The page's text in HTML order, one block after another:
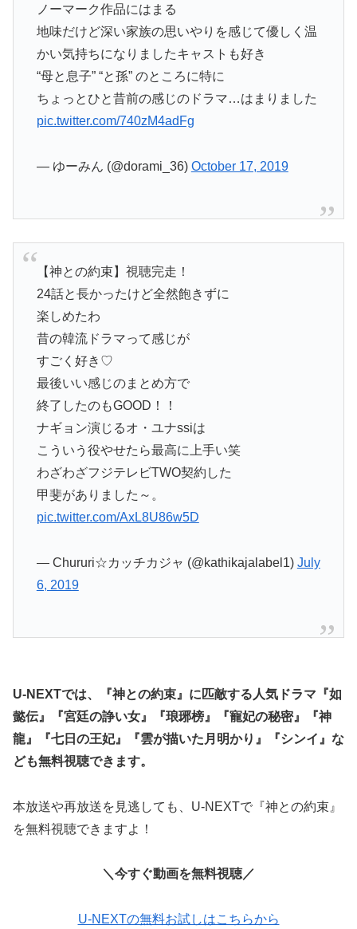
ノーマーク作品にはまる
地味だけど深い家族の思いやりを感じて優しく温
かい気持ちになりましたキャストも好き
“母と息子” “と孫” のところに特に
ちょっとひと昔前の感じのドラマ…はまりました
pic.twitter.com/740zM4adFg
— ゆーみん (@dorami_36) October 17, 2019
【神との約束】視聴完走！
24話と長かったけど全然飽きずに
楽しめたわ
昔の韓流ドラマって感じが
すごく好き♡
最後いい感じのまとめ方で
終了したのもGOOD！！
ナギョン演じるオ・ユナssiは
こういう役やせたら最高に上手い笑
わざわざフジテレビTWO契約した
甲斐がありました～。
pic.twitter.com/AxL8U86w5D
— Chururi☆カッチカジャ (@kathikajalabel1) July
6, 2019
U-NEXTでは、『神との約束』に匹敵する人気ドラマ『如
懿伝』『宮廷の諍い女』『琅琊榜』『寵妃の秘密』『神
龍』『七日の王妃』『雲が描いた月明かり』『シンイ』な
ども無料視聴できます。
本放送や再放送を見逃しても、U-NEXTで『神との約束』
を無料視聴できますよ！
＼今すぐ動画を無料視聴／
U-NEXTの無料お試しはこちらから